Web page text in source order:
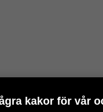
kakor för vår